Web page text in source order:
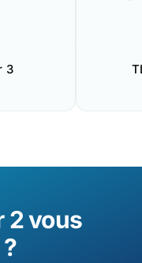
3
2 vous